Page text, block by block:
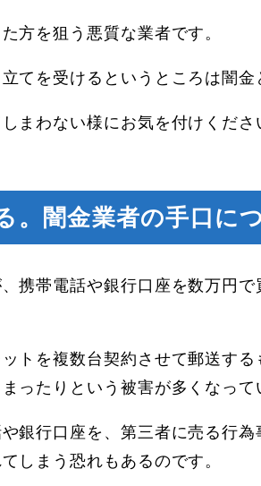
方を狙う悪質な業者です。
てを受けるというところは闇金
まわない様にお気を付けくださ
。闇金業者の手口に
携帯電話や銀行口座を数万円で
トを複数台契約させて郵送する
ったりという被害が多くなって
銀行口座を、第三者に売る行
しまう恐れもあるのです。